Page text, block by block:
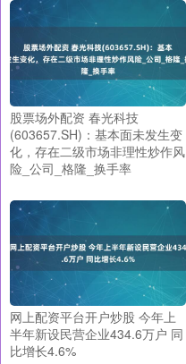
股票场外配资 春光科技
(603657.SH)：基本面未发生变
化，存在二级市场非理性炒作风
险_公司_格隆_换手率
网上配资平台开户炒股 今年上
半年新设民营企业434.6万户 同
比增长4.6%